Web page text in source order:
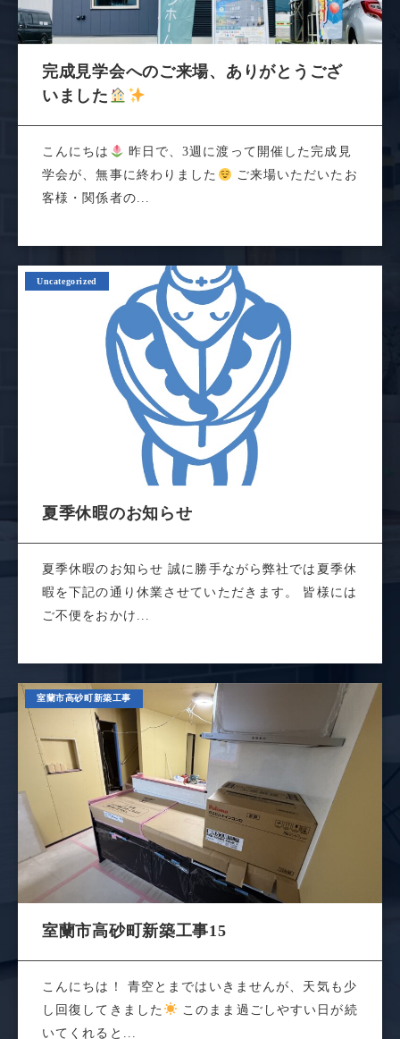
完成見学会へのご来場、ありがとうござ
いました
こんにちは
昨日で、3週に渡って開催した完成見
学会が、無事に終わりました
ご来場いただいたお
客様・関係者の...
Uncategorized
夏季休暇のお知らせ
夏季休暇のお知らせ 誠に勝手ながら弊社では夏季休
暇を下記の通り休業させていただきます。 皆様には
ご不便をおかけ...
室蘭市高砂町新築工事
室蘭市高砂町新築工事15
こんにちは！ 青空とまではいきませんが、天気も少
し回復してきました
このまま過ごしやすい日が続
いてくれると...